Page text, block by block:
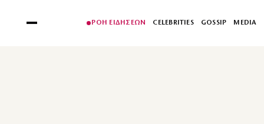
ΡΟΗ ΕΙΔΗΣΕΩΝ CELEBRITIES GOSSIP MEDIA